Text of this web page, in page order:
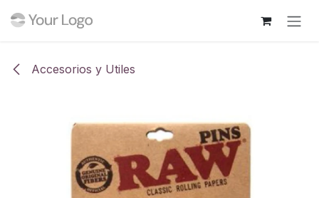
Accesorios y Utiles